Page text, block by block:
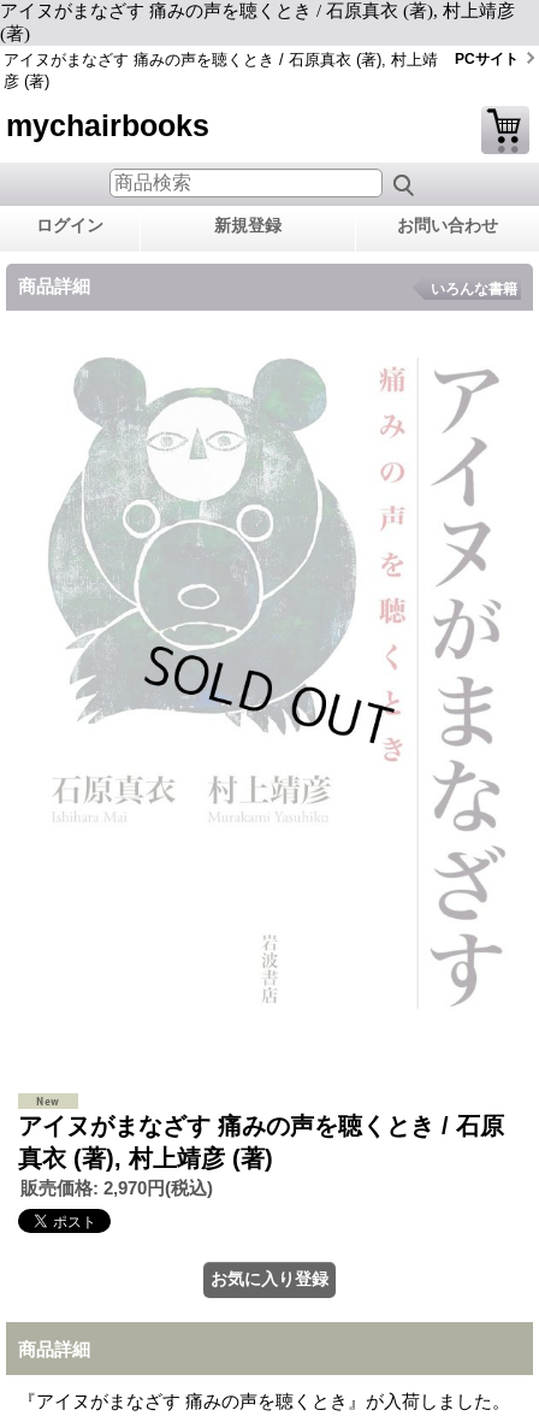
アイヌがまなざす 痛みの声を聴くとき / 石原真衣 (著), 村上靖彦
(著)
アイヌがまなざす 痛みの声を聴くとき / 石原真衣 (著), 村上靖
彦 (著)
PCサイト
mychairbooks
ログイン 新規登録 お問い合わせ
商品詳細 いろんな書籍
アイヌがまなざす 痛みの声を聴くとき / 石原
真衣 (著), 村上靖彦 (著)
販売価格: 2,970円(税込)
商品詳細
『アイヌがまなざす 痛みの声を聴くとき』が入荷しました。